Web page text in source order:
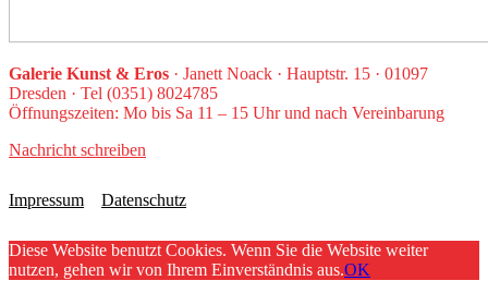
Galerie Kunst & Eros · Janett Noack · Hauptstr. 15 · 01097
Dresden · Tel (0351) 8024785
Öffnungszeiten: Mo bis Sa 11 – 15 Uhr und nach Vereinbarung
Nachricht schreiben
Impressum Datenschutz
Diese Website benutzt Cookies. Wenn Sie die Website weiter
nutzen, gehen wir von Ihrem Einverständnis aus.OK